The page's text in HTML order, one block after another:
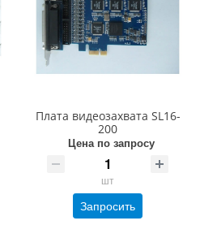
Плата видеозахвата SL16-
200
Цена по запросу
шт
Запросить